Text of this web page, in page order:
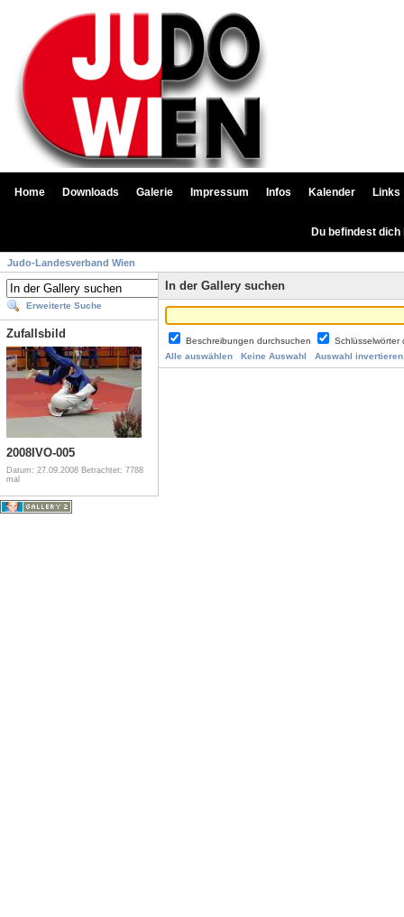
Home Downloads Galerie Impressum Infos Kalender Links
Du befindest
Judo-Landesverband Wien
Erweiterte Suche
Zufallsbild
2008IVO-005
Datum: 27.09.2008 Betrachtet: 7788
mal
In der Gallery suchen
Beschreibungen durchsuchen
Alle auswählen
Keine Auswahl Auswahl invertieren